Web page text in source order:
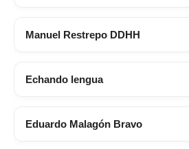
Manuel Restrepo DDHH
Echando lengua
Eduardo Malagón Bravo